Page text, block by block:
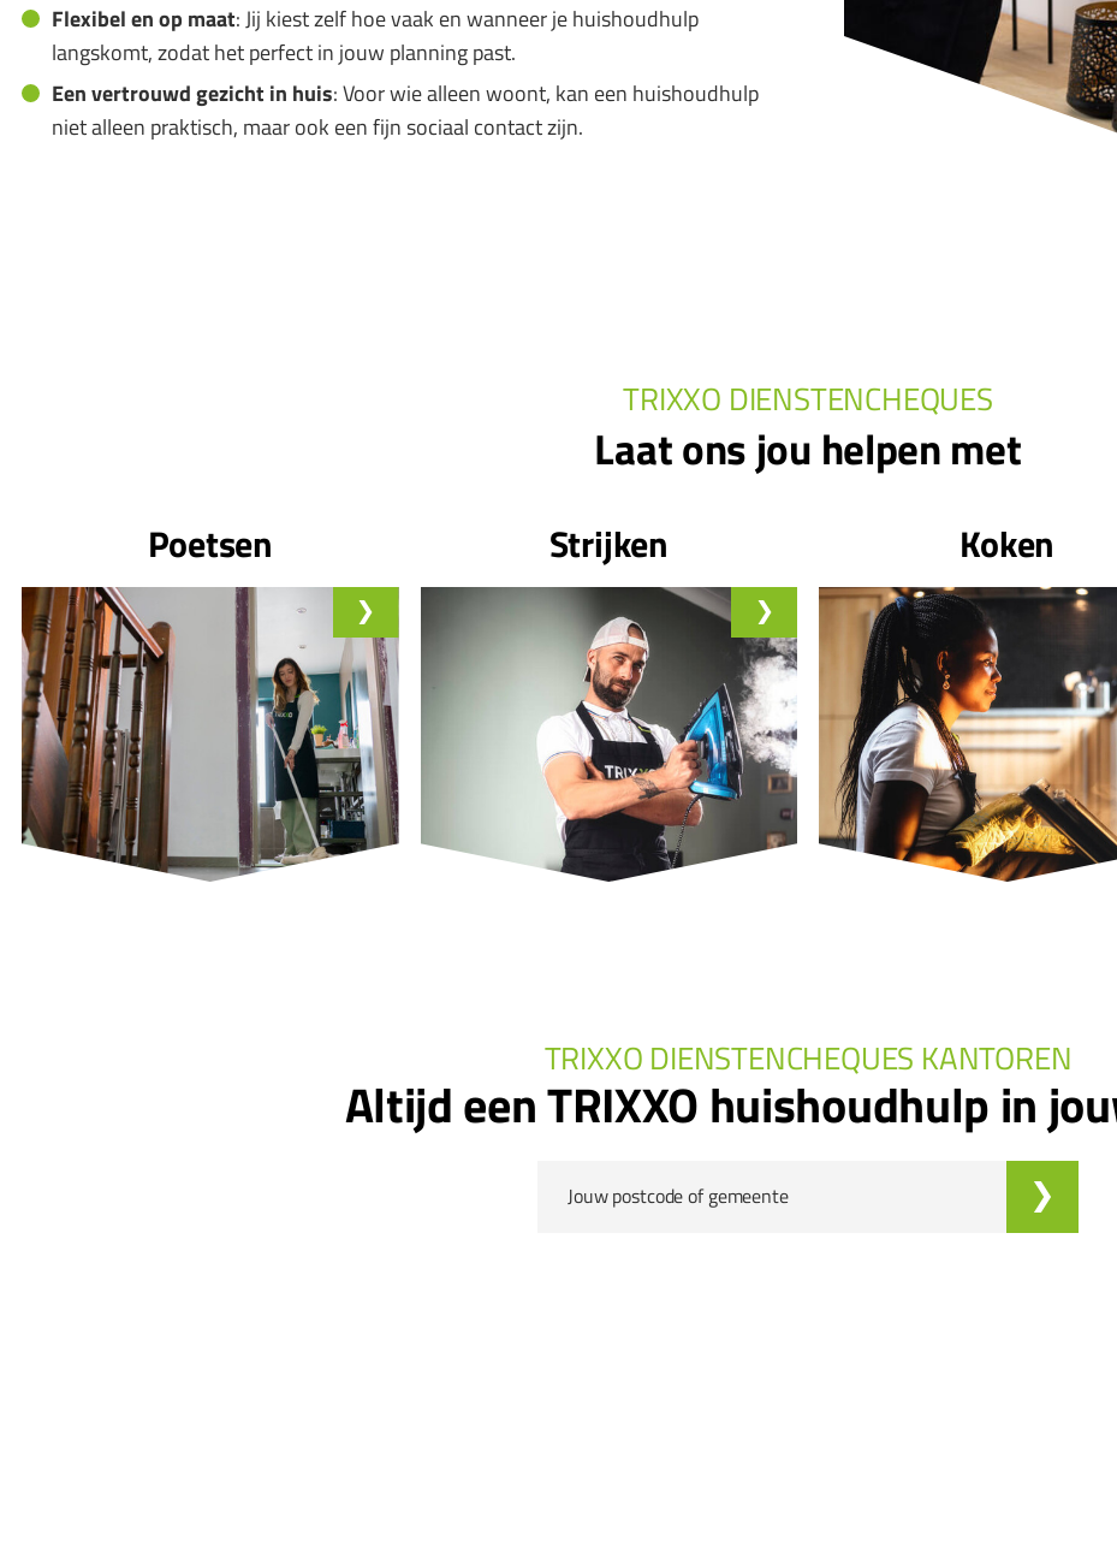
Flexibel en op maat: Jij kiest zelf hoe vaak en wanneer je huishoudhulp
langskomt, zodat het perfect in jouw planning past.
Een vertrouwd gezicht in huis: Voor wie alleen woont, kan een huishoudhulp
niet alleen praktisch, maar ook een fijn sociaal contact zijn.
TRIXXO DIENSTENCHEQUES
Laat ons jou helpen met
Poetsen Strijken Koken
TRIXXO DIENSTENCHEQUES KANTOREN
Altijd een TRIXXO huishoudhulp in
Jouw postcode of gemeente